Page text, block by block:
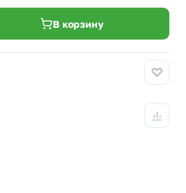
В корзину